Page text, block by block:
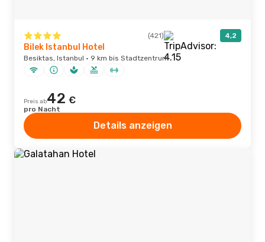
(421) 4,2
Bilek Istanbul Hotel
Besiktas, Istanbul · 9 km bis Stadtzentrum
Preis ab42 €
pro Nacht
Details anzeigen